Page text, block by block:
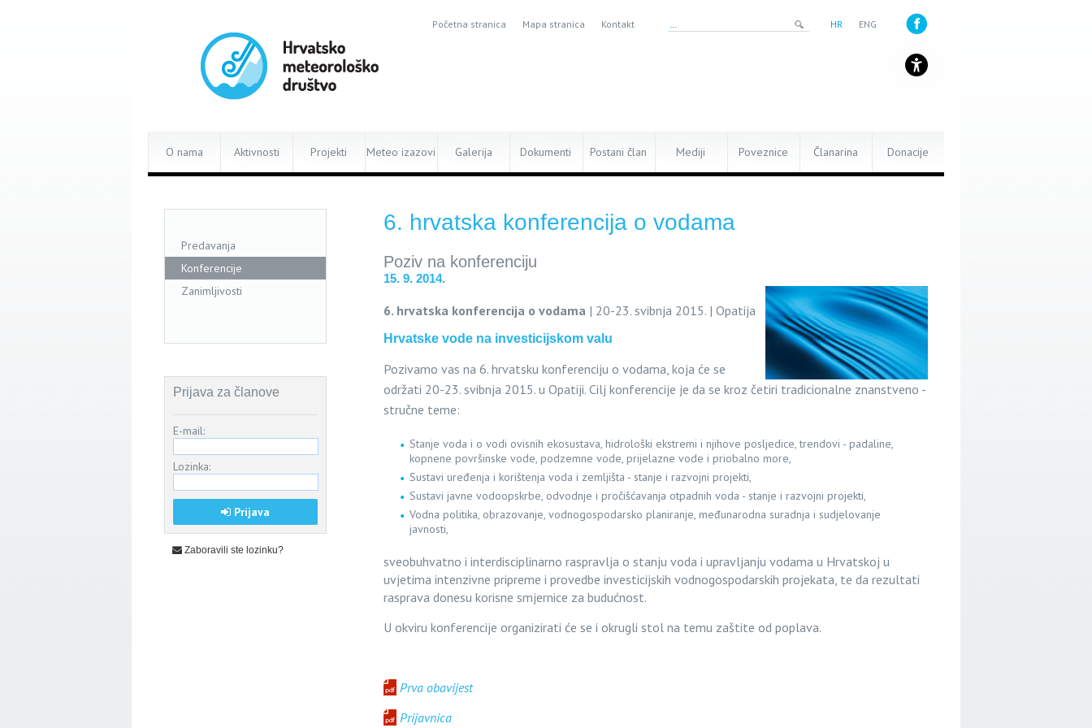
Početna stranica Mapa stranica Kontakt HR ENG
O nama Aktivnosti Projekti Meteo izazovi Galerija Dokumenti Postani član Mediji Poveznice Članarina Donacije
6. hrvatska konferencija o vodama
Poziv na konferenciju
15. 9. 2014.
6. hrvatska konferencija o vodama | 20-23. svibnja 2015. | Opatija
Hrvatske vode na investicijskom valu
Pozivamo vas na 6. hrvatsku konferenciju o vodama, koja će se
održati 20-23. svibnja 2015. u Opatiji. Cilj konferencije je da se kroz četiri tradicionalne znanstveno -
stručne teme:
Stanje voda i o vodi ovisnih ekosustava, hidrološki ekstremi i njihove posljedice, trendovi - padaline,
kopnene površinske vode, podzemne vode, prijelazne vode i priobalno more,
Sustavi uređenja i korištenja voda i zemljišta - stanje i razvojni projekti,
Sustavi javne vodoopskrbe, odvodnje i pročišćavanja otpadnih voda - stanje i razvojni projekti,
Vodna politika, obrazovanje, vodnogospodarsko planiranje, međunarodna suradnja i sudjelovanje
javnosti,
sveobuhvatno i interdisciplinarno raspravlja o stanju voda i upravljanju vodama u Hrvatskoj u
uvjetima intenzivne pripreme i provedbe investicijskih vodnogospodarskih projekata, te da rezultati
rasprava donesu korisne smjernice za budućnost.
U okviru konferencije organizirati će se i okrugli stol na temu zaštite od poplava.
Prva obavijest
Prijavnica
Predavanja
Konferencije
Zanimljivosti
Prijava za članove
E-mail:
Lozinka:
Prijava
Zaboravili ste lozinku?